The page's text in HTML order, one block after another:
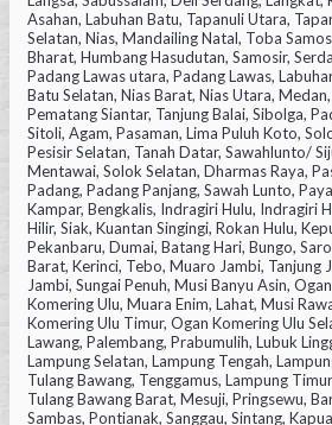
Asahan, Labuhan Batu, Tapanuli Utara,
Selatan, Nias, Mandailing Natal, Toba
Bharat, Humbang Hasudutan, Samosir,
Padang Lawas utara, Padang Lawas,
Batu Selatan, Nias Barat, Nias Utara,
Pematang Siantar, Tanjung Balai, Sibolga,
Sitoli, Agam, Pasaman, Lima Puluh Koto,
Pesisir Selatan, Tanah Datar, Sawahlunto/
Mentawai, Solok Selatan, Dharmas Raya,
Padang, Padang Panjang, Sawah Lunto,
Kampar, Bengkalis, Indragiri Hulu, Indragiri
Hilir, Siak, Kuantan Singingi, Rokan Hulu,
Pekanbaru, Dumai, Batang Hari, Bungo,
Barat, Kerinci, Tebo, Muaro Jambi, Tanjung
Jambi, Sungai Penuh, Musi Banyu Asin,
Komering Ulu, Muara Enim, Lahat, Musi
Komering Ulu Timur, Ogan Komering Ulu
Lawang, Palembang, Prabumulih, Lubuk
Lampung Selatan, Lampung Tengah,
Tulang Bawang, Tenggamus, Lampung
Tulang Bawang Barat, Mesuji, Pringsewu,
Sambas, Pontianak, Sanggau, Sintang,